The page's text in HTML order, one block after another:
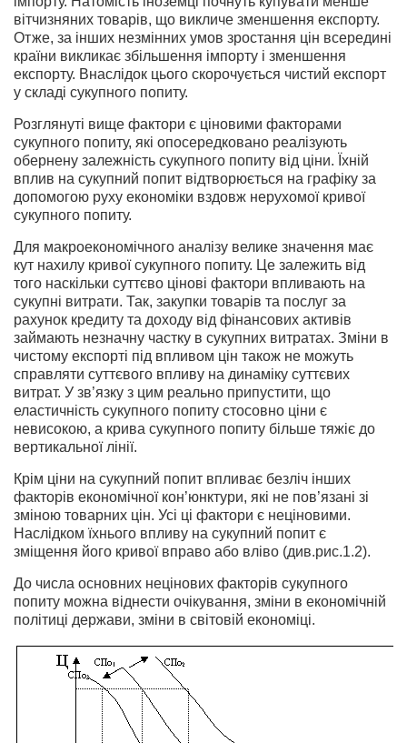
вітчизняних товарів, що викличе зменшення експорту.
Отже, за інших незмінних умов зростання цін всередині
країни викликає збільшення імпорту і зменшення
експорту. Внаслідок цього скорочується чистий експорт
у складі сукупного попиту.
Розглянуті вище фактори є ціновими факторами
сукупного попиту, які опосередковано реалізують
обернену залежність сукупного попиту від ціни. Їхній
вплив на сукупний попит відтворюється на графіку за
допомогою руху економіки вздовж нерухомої кривої
сукупного попиту.
Для макроекономічного аналізу велике значення має
кут нахилу кривої сукупного попиту. Це залежить від
того наскільки суттєво цінові фактори впливають на
сукупні витрати. Так, закупки товарів та послуг за
рахунок кредиту та доходу від фінансових активів
займають незначну частку в сукупних витратах. Зміни в
чистому експорті під впливом цін також не можуть
справляти суттєвого впливу на динаміку суттєвих
витрат. У зв’язку з цим реально припустити, що
еластичність сукупного попиту стосовно ціни є
невисокою, а крива сукупного попиту більше тяжіє до
вертикальної лінії.
Крім ціни на сукупний попит впливає безліч інших
факторів економічної кон’юнктури, які не пов’язані зі
зміною товарних цін. Усі ці фактори є неціновими.
Наслідком їхнього впливу на сукупний попит є
зміщення його кривої вправо або вліво (див.рис.1.2).
До числа основних нецінових факторів сукупного
попиту можна віднести очікування, зміни в економічній
політиці держави, зміни в світовій економіці.